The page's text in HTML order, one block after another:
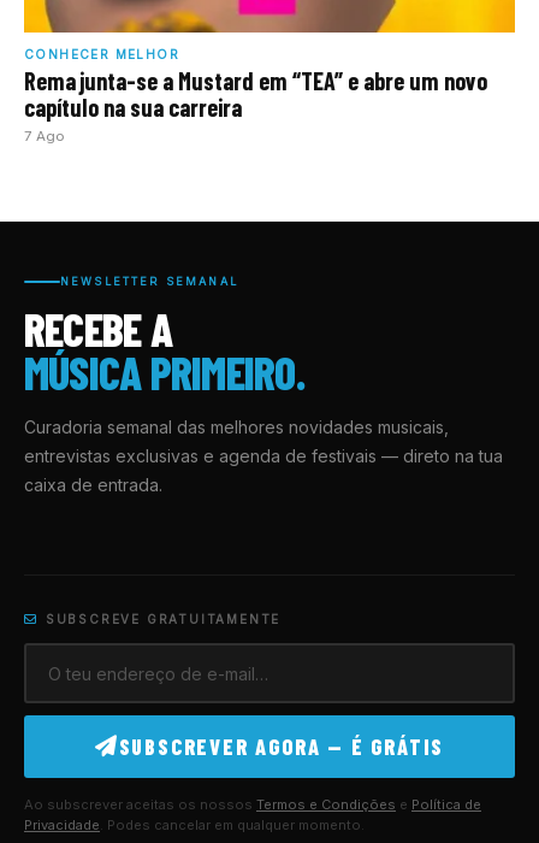
CONHECER MELHOR
Rema junta-se a Mustard em “TEA” e abre um novo
capítulo na sua carreira
7 Ago
NEWSLETTER SEMANAL
RECEBE A
MÚSICA PRIMEIRO.
Curadoria semanal das melhores novidades musicais,
entrevistas exclusivas e agenda de festivais — direto na tua
caixa de entrada.
SUBSCREVE GRATUITAMENTE
SUBSCREVER AGORA — É GRÁTIS
Ao subscrever aceitas os nossos Termos e Condições e Política de
Privacidade. Podes cancelar em qualquer momento.